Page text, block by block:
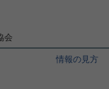
会
情報の見方